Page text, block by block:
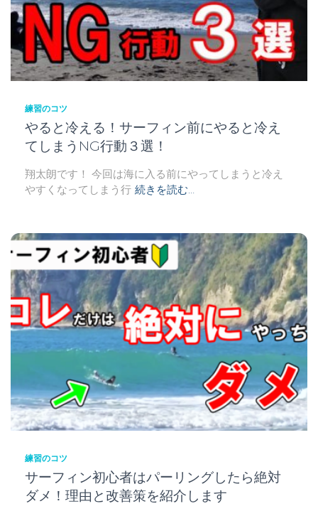
練習のコツ
やると冷える！サーフィン前にやると冷え
てしまうNG行動３選！
翔太朗です！ 今回は海に入る前にやってしまうと冷え
やすくなってしまう行 続きを読む…
練習のコツ
サーフィン初心者はパーリングしたら絶対
ダメ！理由と改善策を紹介します